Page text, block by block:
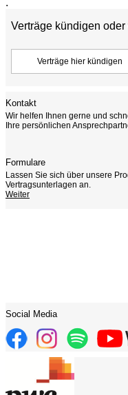
.
Verträge kündigen oder
Kontakt
Wir helfen Ihnen gerne und
Ihre persönlichen
Formulare
Lassen Sie sich über unsere
Vertragsunterlagen an.
Weiter
Social Media